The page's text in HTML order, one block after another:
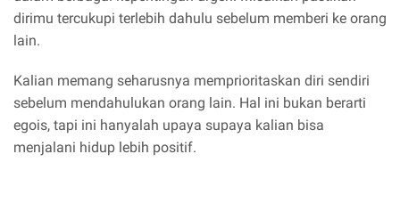
dirimu tercukupi terlebih dahulu sebelum memberi ke orang
lain.
Kalian memang seharusnya memprioritaskan diri sendiri
sebelum mendahulukan orang lain. Hal ini bukan berarti
egois, tapi ini hanyalah upaya supaya kalian bisa
menjalani hidup lebih positif.